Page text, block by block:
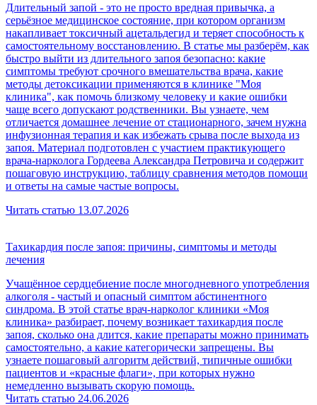
Длительный запой - это не просто вредная привычка, а
серьёзное медицинское состояние, при котором организм
накапливает токсичный ацетальдегид и теряет способность к
самостоятельному восстановлению. В статье мы разберём, как
быстро выйти из длительного запоя безопасно: какие
симптомы требуют срочного вмешательства врача, какие
методы детоксикации применяются в клинике "Моя
клиника", как помочь близкому человеку и какие ошибки
чаще всего допускают родственники. Вы узнаете, чем
отличается домашнее лечение от стационарного, зачем нужна
инфузионная терапия и как избежать срыва после выхода из
запоя. Материал подготовлен с участием практикующего
врача-нарколога Гордеева Александра Петровича и содержит
пошаговую инструкцию, таблицу сравнения методов помощи
и ответы на самые частые вопросы.
Читать статью 13.07.2026
Тахикардия после запоя: причины, симптомы и методы
лечения
Учащённое сердцебиение после многодневного употребления
алкоголя - частый и опасный симптом абстинентного
синдрома. В этой статье врач-нарколог клиники «Моя
клиника» разбирает, почему возникает тахикардия после
запоя, сколько она длится, какие препараты можно принимать
самостоятельно, а какие категорически запрещены. Вы
узнаете пошаговый алгоритм действий, типичные ошибки
пациентов и «красные флаги», при которых нужно
немедленно вызывать скорую помощь.
Читать статью 24.06.2026